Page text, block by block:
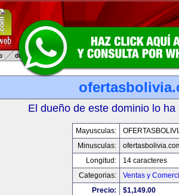
El dueño de este dominio lo
Mayusculas:
Minusculas:
Longitud:
14 caracteres
Categorias:
Ventas y
Precio:
$1,149.00